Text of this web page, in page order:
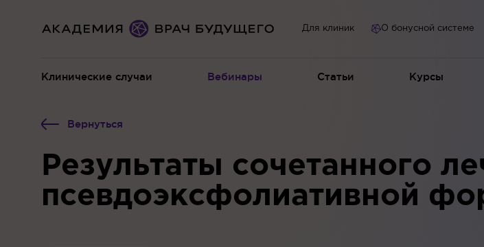
Клинические случаи Вебинары Статьи Курсы
Для клиник О бонусной системе
Вернуться
Результаты сочетанного
псевдоэксфолиативной